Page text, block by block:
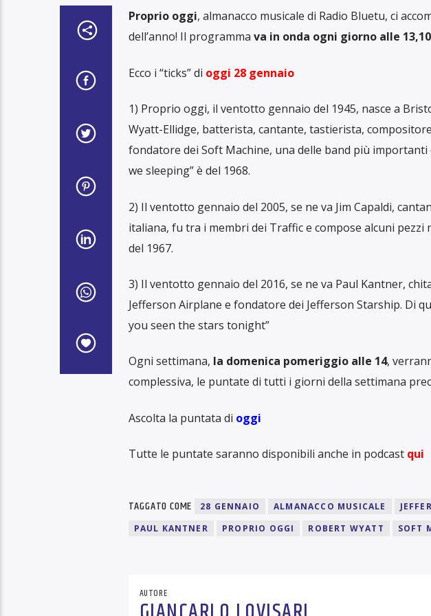
Proprio oggi, almanacco musicale di Radio Bluetu, ci
dell’anno! Il programma va in onda ogni giorno alle
Ecco i “ticks” di oggi 28 gennaio
1) Proprio oggi, il ventotto gennaio del 1945, nasce a
Wyatt-Ellidge, batterista, cantante, tastierista,
fondatore dei Soft Machine, una delle band più
we sleeping” è del 1968.
2) Il ventotto gennaio del 2005, se ne va Jim Capaldi,
italiana, fu tra i membri dei Traffic e compose alcuni pezzi
del 1967.
3) Il ventotto gennaio del 2016, se ne va Paul Kantner,
Jefferson Airplane e fondatore dei Jefferson Starship. Di
you seen the stars tonight”
Ogni settimana, la domenica pomeriggio alle 14,
complessiva, le puntate di tutti i giorni della settimana
Ascolta la puntata di oggi
Tutte le puntate saranno disponibili anche in podcast qui
TAGGATO COME 28 GENNAIO ALMANACCO MUSICALE
PAUL KANTNER
PROPRIO OGGI ROBERT WYATT SOFT
AUTORE